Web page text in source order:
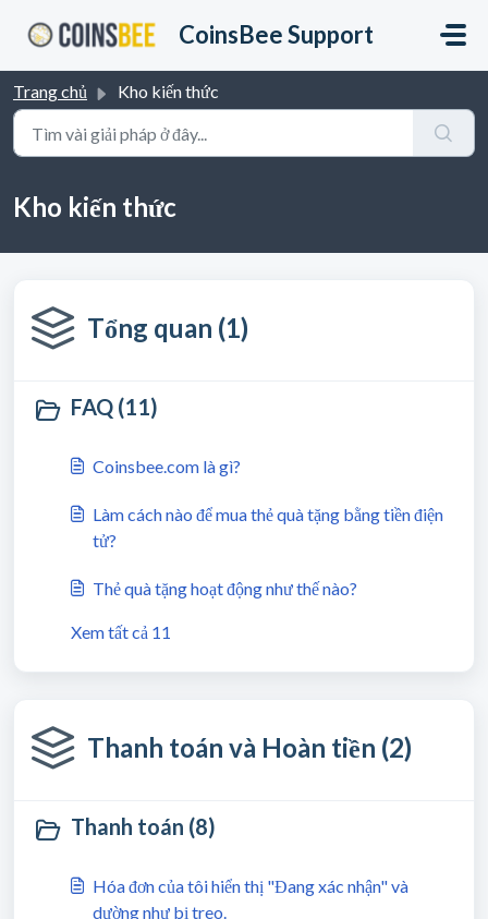
CoinsBee Support
Trang chủ Kho kiến thức
Kho kiến thức
Tổng quan (1)
FAQ (11)
Coinsbee.com là gì?
Làm cách nào để mua thẻ quà tặng bằng tiền điện
tử?
Thẻ quà tặng hoạt động như thế nào?
Xem tất cả 11
Thanh toán và Hoàn tiền (2)
Thanh toán (8)
Hóa đơn của tôi hiển thị "Đang xác nhận" và
dường như bị treo.